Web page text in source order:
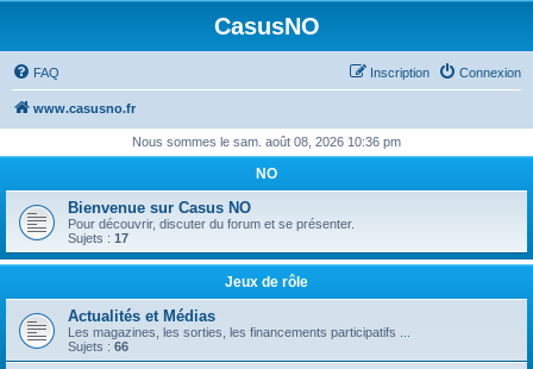
CasusNO
FAQ Connexion
Inscription
www.casusno.fr
Nous sommes le sam. août 08, 2026 10:36 pm
NO
Bienvenue sur Casus NO
Pour découvrir, discuter du forum et se présenter.
Sujets : 17
Jeux de rôle
Actualités et Médias
Les magazines, les sorties, les financements participatifs ...
Sujets : 66